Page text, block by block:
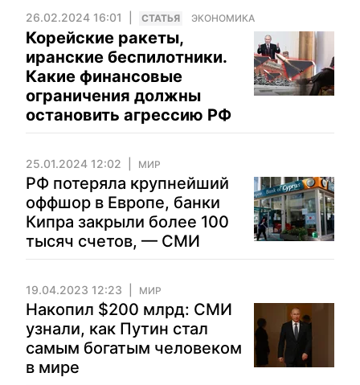
26.02.2024 16:01 CТАТЬЯ ЭКОНОМИКА
Корейские ракеты,
иранские беспилотники.
Какие финансовые
ограничения должны
остановить агрессию РФ
25.01.2024 12:02 МИР
РФ потеряла крупнейший
оффшор в Европе, банки
Кипра закрыли более 100
тысяч счетов, — СМИ
19.04.2023 12:23 МИР
Накопил $200 млрд: СМИ
узнали, как Путин стал
самым богатым человеком
в мире